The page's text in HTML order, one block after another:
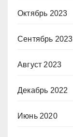
Октябрь 2023
Сентябрь 2023
Август 2023
Декабрь 2022
Июнь 2020